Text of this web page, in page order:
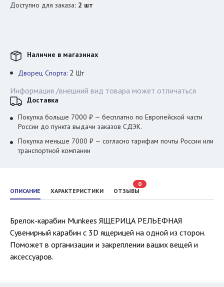
Доступно для заказа: 2 шт
ОПИСАНИЕ ХАРАКТЕРИСТИКИ ОТЗЫВЫ
0
Брелок-карабин Munkees ЯЩЕРИЦА РЕЛЬЕФНАЯ
Сувенирный карабин с 3D ящерицей на одной из сторон.
Поможет в организации и закреплении ваших вещей и
аксессуаров.
Наличие в магазинах
Дворец Спорта: 2 Шт
Информация /внешний вид товара может отличаться
Доставка
Покупка больше 7000 ₽ — бесплатно по Европейской части
России до пункта выдачи заказов СДЭК.
Покупка меньше 7000 ₽ — согласно тарифам почты России или
транспортной компании